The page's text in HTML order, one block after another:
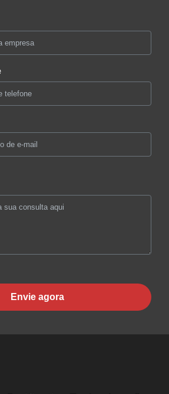
Envie agora